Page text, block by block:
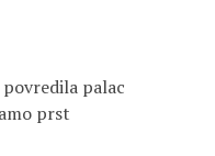
palac
prst